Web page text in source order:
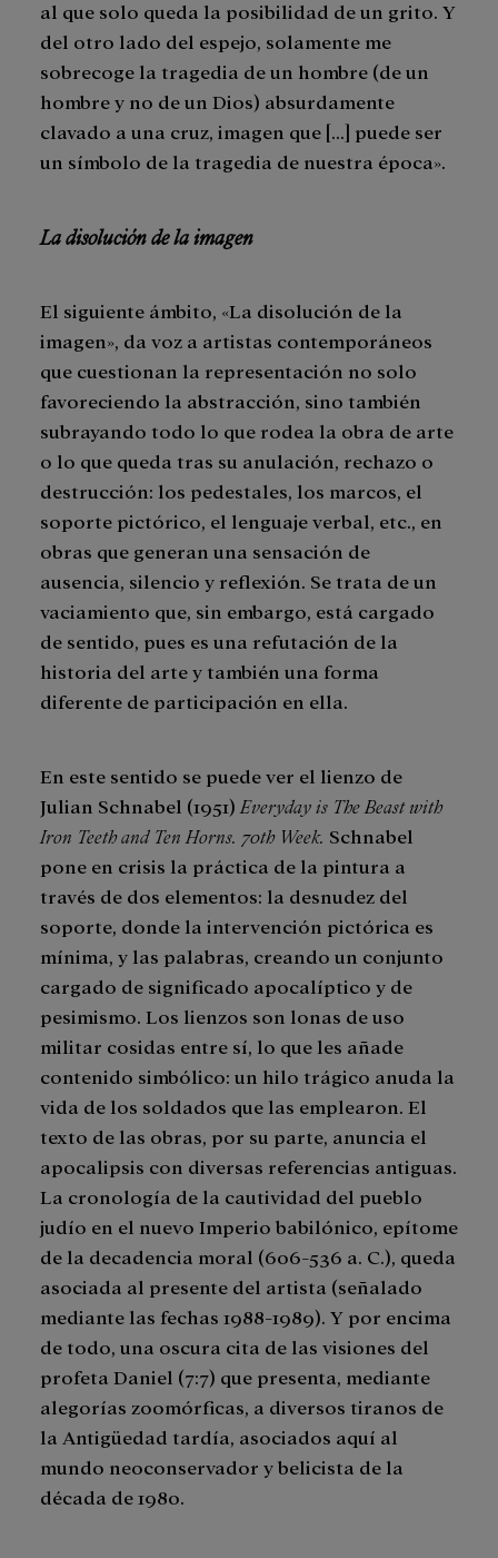
al que solo queda la posibilidad de un grito. Y
del otro lado del espejo, solamente me
sobrecoge la tragedia de un hombre (de un
hombre y no de un Dios) absurdamente
clavado a una cruz, imagen que […] puede ser
un símbolo de la tragedia de nuestra época».
La disolución de la imagen
El siguiente ámbito, «La disolución de la
imagen», da voz a artistas contemporáneos
que cuestionan la representación no solo
favoreciendo la abstracción, sino también
subrayando todo lo que rodea la obra de arte
o lo que queda tras su anulación, rechazo o
destrucción: los pedestales, los marcos, el
soporte pictórico, el lenguaje verbal, etc., en
obras que generan una sensación de
ausencia, silencio y reflexión. Se trata de un
vaciamiento que, sin embargo, está cargado
de sentido, pues es una refutación de la
historia del arte y también una forma
diferente de participación en ella.
En este sentido se puede ver el lienzo de
Julian Schnabel (1951) Everyday is The Beast with
Iron Teeth and Ten Horns. 70th Week. Schnabel
pone en crisis la práctica de la pintura a
través de dos elementos: la desnudez del
soporte, donde la intervención pictórica es
mínima, y las palabras, creando un conjunto
cargado de significado apocalíptico y de
pesimismo. Los lienzos son lonas de uso
militar cosidas entre sí, lo que les añade
contenido simbólico: un hilo trágico anuda la
vida de los soldados que las emplearon. El
texto de las obras, por su parte, anuncia el
apocalipsis con diversas referencias antiguas.
La cronología de la cautividad del pueblo
judío en el nuevo Imperio babilónico, epítome
de la decadencia moral (606-536 a. C.), queda
asociada al presente del artista (señalado
mediante las fechas 1988-1989). Y por encima
de todo, una oscura cita de las visiones del
profeta Daniel (7:7) que presenta, mediante
alegorías zoomórficas, a diversos tiranos de
la Antigüedad tardía, asociados aquí al
mundo neoconservador y belicista de la
década de 1980.